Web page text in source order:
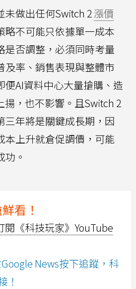
未做出任何Switch 2漲價
略不可能只依據單一成本
是否調整，必須同時考量
及率、銷售表現與整體市
便AI資料中心大量搶購、造
揚，也不影響。且Switch 2
三年將是關鍵成長期，因
本上升就倉促調價，可能
。
看！
閱《科技玩家》YouTube
News按下追蹤，科
！